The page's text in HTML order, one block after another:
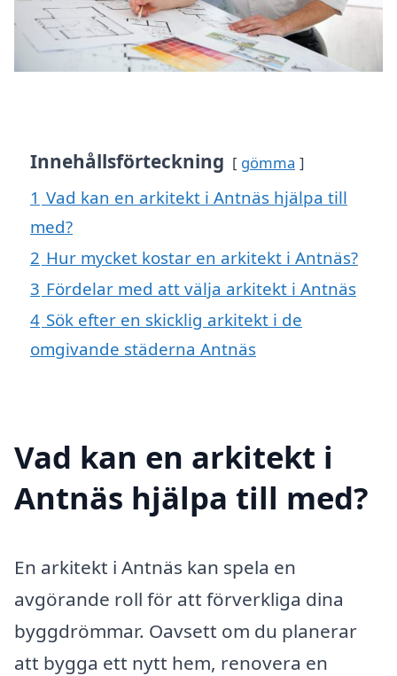
Innehållsförteckning gömma
1 Vad kan en arkitekt i Antnäs hjälpa till
med?
2 Hur mycket kostar en arkitekt i Antnäs?
3 Fördelar med att välja arkitekt i Antnäs
4 Sök efter en skicklig arkitekt i de
omgivande städerna Antnäs
Vad kan en arkitekt i
Antnäs hjälpa till med?
En arkitekt i Antnäs kan spela en
avgörande roll för att förverkliga dina
byggdrömmar. Oavsett om du planerar
att bygga ett nytt hem, renovera en